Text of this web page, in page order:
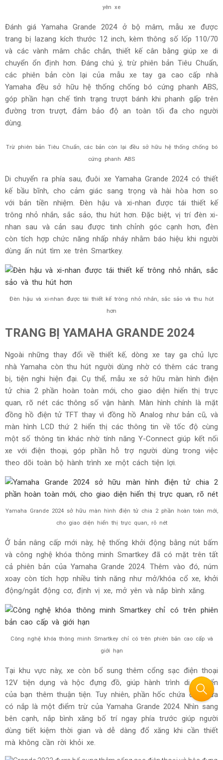
Màu xám - đen
phù hợp cho mọi lứa tuổi. Từ các gam màu tươi sáng phù
hợp với các bạn trẻ gen Z, đến những tông màu nhẹ nhàng
và trung tính dành cho các chị em trung niên... Mỗi màu xe
Grande thể hiện một phong cách, cá tính riêng biệt, bạn có
thể chọn cho mình màu xe ưng ý nhất tùy vào sở thích cá
nhân nhé!
Thiết kế mới của Yamaha Grande 2024 kết hợp hài hòa giữa
nhẹ nhàng cho đến các chi tiết kim loại đẹp mắt, vừa tôn
lên vẻ sang trọng và thanh lịch của người lái, vừa làm nổi
bật vẻ đẹp bất hủ, vượt thời gian của mẫu xe tay ga chủ
lực nhà Yamaha.
Yamaha Grande 2024 kết hợp hài hòa giữa phong cách cổ điển và hiện đại
Về kích thước, xe vẫn sở hữu các thông số dài x rộng x
cao lần lượt là 1.820 x 684 x 1.155 (mm), khoảng sáng gầm
đạt 127mm và trọng lượng nhẹ chỉ 100 - 101kg, giúp phái
đẹp dễ dàng di chuyển xe hơn.
Đánh giá xe Yamaha Grande 2024 khi nhìn trực diện, đầu xe
ấn tượng với cụm đèn pha full LED tạo hình viên kim cương
quen thuộc, cùng dải đèn định vị thay đổi từ chữ V sang
nhìn rộng hơn cho người dùng trên mọi cung đường. Tại đây,
cụm đèn báo rẽ cũng được tái thiết kế tinh gọn và thanh
mảnh hơn "người tiền nhiệm".